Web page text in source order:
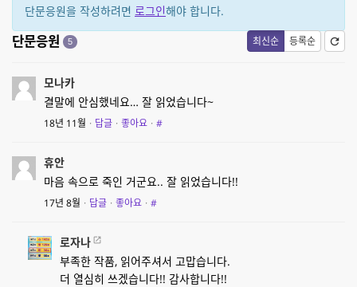
단문응원을 작성하려면 로그인해야 합니다.
최신순 등록순
단문응원 5
모나카
결말에 안심했네요… 잘 읽었습니다~
18년 11월 · 답글 · 좋아요 · #
휴안
마음 속으로 죽인 거군요.. 잘 읽었습니다!!
17년 8월 · 답글 · 좋아요 · #
로자나
부족한 작품, 읽어주셔서 고맙습니다.
더 열심히 쓰겠습니다!! 감사합니다!!